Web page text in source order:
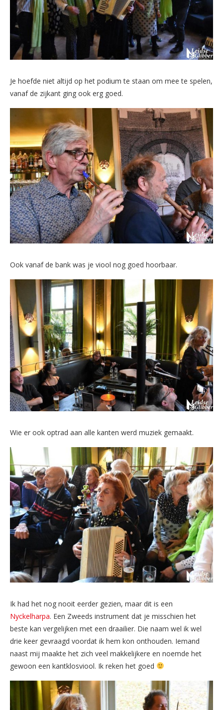
Je hoefde niet altijd op het podium te staan om mee te spelen,
vanaf de zijkant ging ook erg goed.
Ook vanaf de bank was je viool nog goed hoorbaar.
Wie er ook optrad aan alle kanten werd muziek gemaakt.
Ik had het nog nooit eerder gezien, maar dit is een
Nyckelharpa. Een Zweeds instrument dat je misschien het
beste kan vergelijken met een draailier. Die naam wel ik wel
drie keer gevraagd voordat ik hem kon onthouden. Iemand
naast mij maakte het zich veel makkelijkere en noemde het
gewoon een kantklosviool. Ik reken het goed